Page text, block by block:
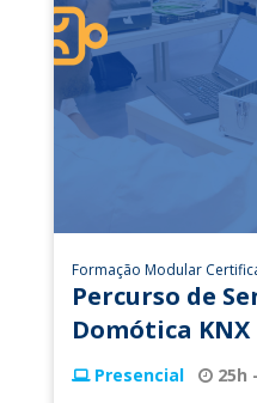
Formação Modular
Percurso de
Domótica KNX
Presencial 25h